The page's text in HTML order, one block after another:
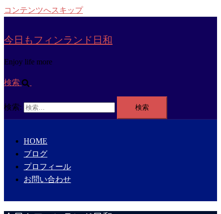
コンテンツへスキップ
今日もフィンランド日和
Enjoy life more
検索
検索:
HOME
ブログ
プロフィール
お問い合わせ